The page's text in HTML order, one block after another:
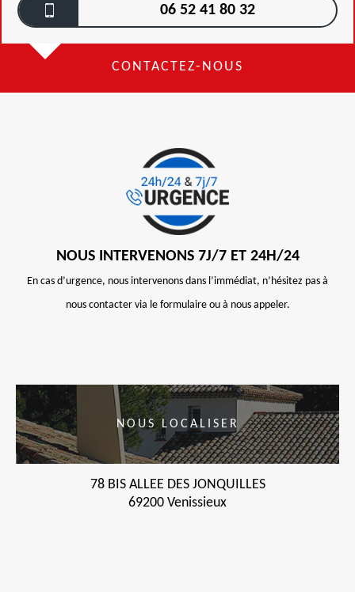
06 52 41 80 32
CONTACTEZ-NOUS
NOUS INTERVENONS 7J/7 ET 24H/24
En cas d’urgence, nous intervenons dans l’immédiat, n’hésitez pas à
nous contacter via le formulaire ou à nous appeler.
NOUS LOCALISER
78 BIS ALLEE DES JONQUILLES
69200 Venissieux